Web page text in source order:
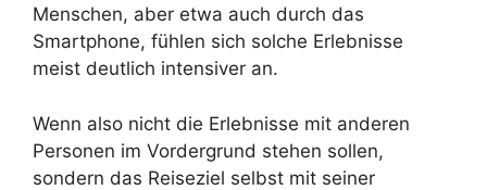
Menschen, aber etwa auch durch das
Smartphone, fühlen sich solche Erlebnisse
meist deutlich intensiver an.
Wenn also nicht die Erlebnisse mit anderen
Personen im Vordergrund stehen sollen,
sondern das Reiseziel selbst mit seiner